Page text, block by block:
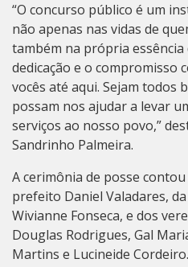
“O concurso público é um
não apenas nas vidas de
também na própria essência
dedicação e o compromisso
vocês até aqui. Sejam todos
possam nos ajudar a levar
serviços ao nosso povo,”
Sandrinho Palmeira.
A cerimônia de posse
prefeito Daniel Valadares,
Wivianne Fonseca, e dos
Douglas Rodrigues, Gal
Martins e Lucineide Cordeiro.